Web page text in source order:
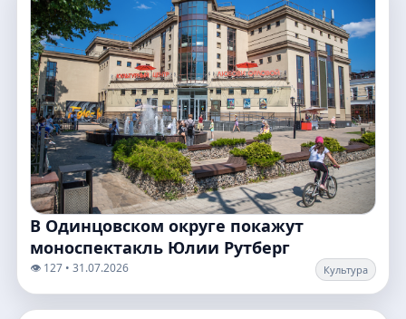
В Одинцовском округе покажут
моноспектакль Юлии Рутберг
👁️ 127 • 31.07.2026 Культура